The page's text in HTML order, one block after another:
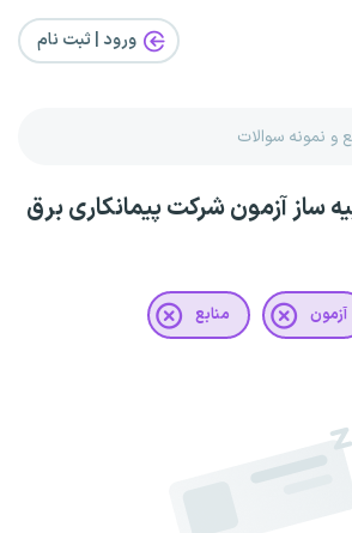
ورود | ثبت‌ نام
ساز آزمون شرکت پیمانکاری برق
آزمون منابع